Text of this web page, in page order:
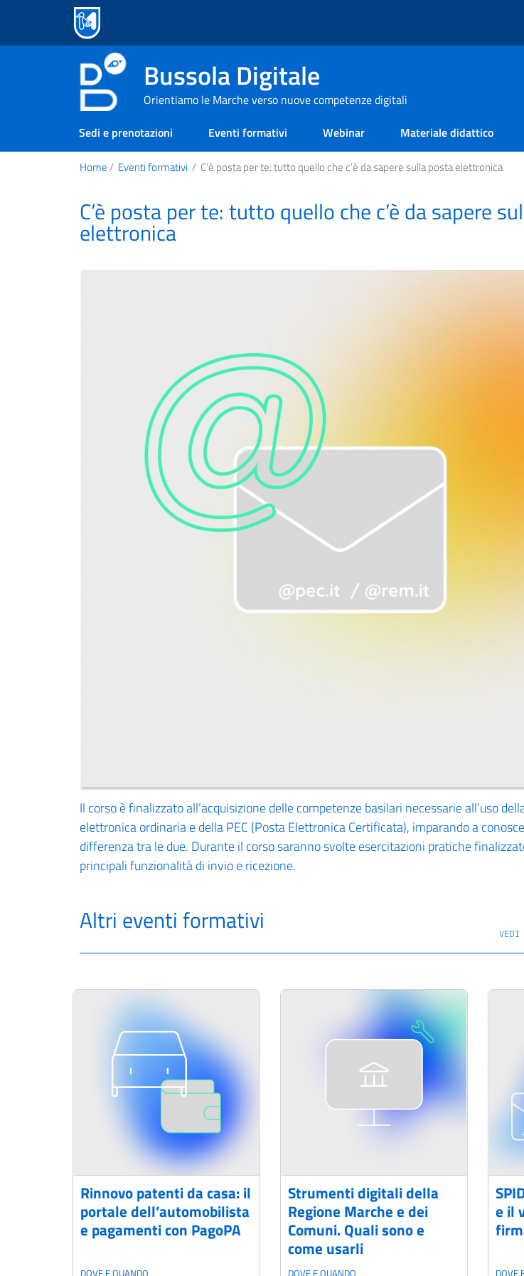
Bussola Digitale
Orientiamo le Marche verso nuove competenze digitali
Sedi e prenotazioni
Eventi formativi Webinar Materiale didattico
Home/ Eventi formativi / C’è posta per te: tutto quello che c’è da sapere sulla posta elettronica
C’è posta per te: tutto quello che c’è da sapere
elettronica
Il corso è finalizzato all’acquisizione delle competenze basilari necessarie all’uso
elettronica ordinaria e della PEC (Posta Elettronica Certificata), imparando a
differenza tra le due. Durante il corso saranno svolte esercitazioni pratiche
principali funzionalità di invio e ricezione.
Altri eventi formativi VEDI
Rinnovo patenti da casa: il
portale dell’automobilista
e pagamenti con PagoPA
Strumenti digitali della
Regione Marche e dei
Comuni. Quali sono e
come usarli
e il